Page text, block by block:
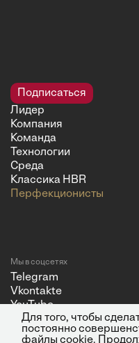
Подписаться
Лидер
Компания
Команда
Технологии
Среда
Классика HBR
Перфекционисты
Мы в соцсетях
Telegram
Vkontakte
YouTube
Для того, чтобы
постоянно
файлы cookie.